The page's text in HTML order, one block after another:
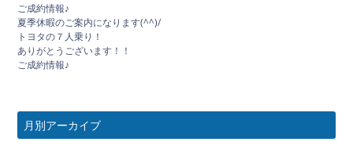
ご成約情報♪
夏季休暇のご案内になります(^^)/
トヨタの７人乗り！
ありがとうございます！！
ご成約情報♪
月別アーカイブ